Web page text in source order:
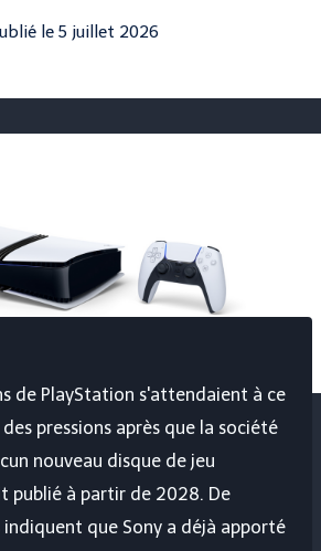
le 5 juillet 2026
de PlayStation s'attendaient à ce
des pressions après que la société
nouveau disque de jeu
publié à partir de 2028. De
que Sony a déjà apporté